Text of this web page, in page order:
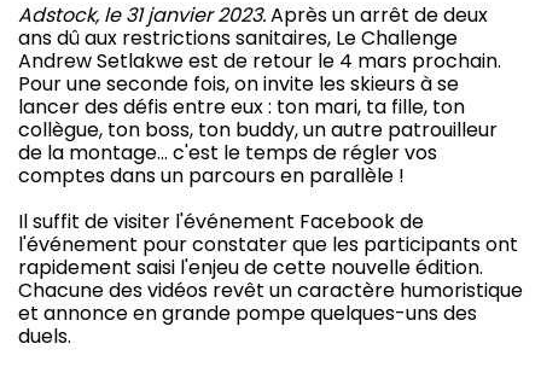
Adstock, le 31 janvier 2023.Après un arrêt de deux
ans dû aux restrictions sanitaires, Le Challenge
Andrew Setlakwe est de retour le 4 mars prochain.
Pour une seconde fois, on invite les skieurs à se
lancer des défis entre eux : ton mari, ta fille, ton
collègue, ton boss, ton buddy, un autre patrouilleur
de la montage… c'est le temps de régler vos
comptes dans un parcours en parallèle !
Il suffit de visiter l'événement Facebook de
l'événement pour constater que les participants ont
rapidement saisi l'enjeu de cette nouvelle édition.
Chacune des vidéos revêt un caractère humoristique
et annonce en grande pompe quelques-uns des
duels.